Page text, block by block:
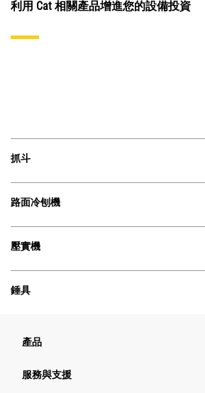
利用 Cat 相關產品增進您的設備投資
抓斗
路面冷刨機
壓實機
錘具
產品
服務與支援